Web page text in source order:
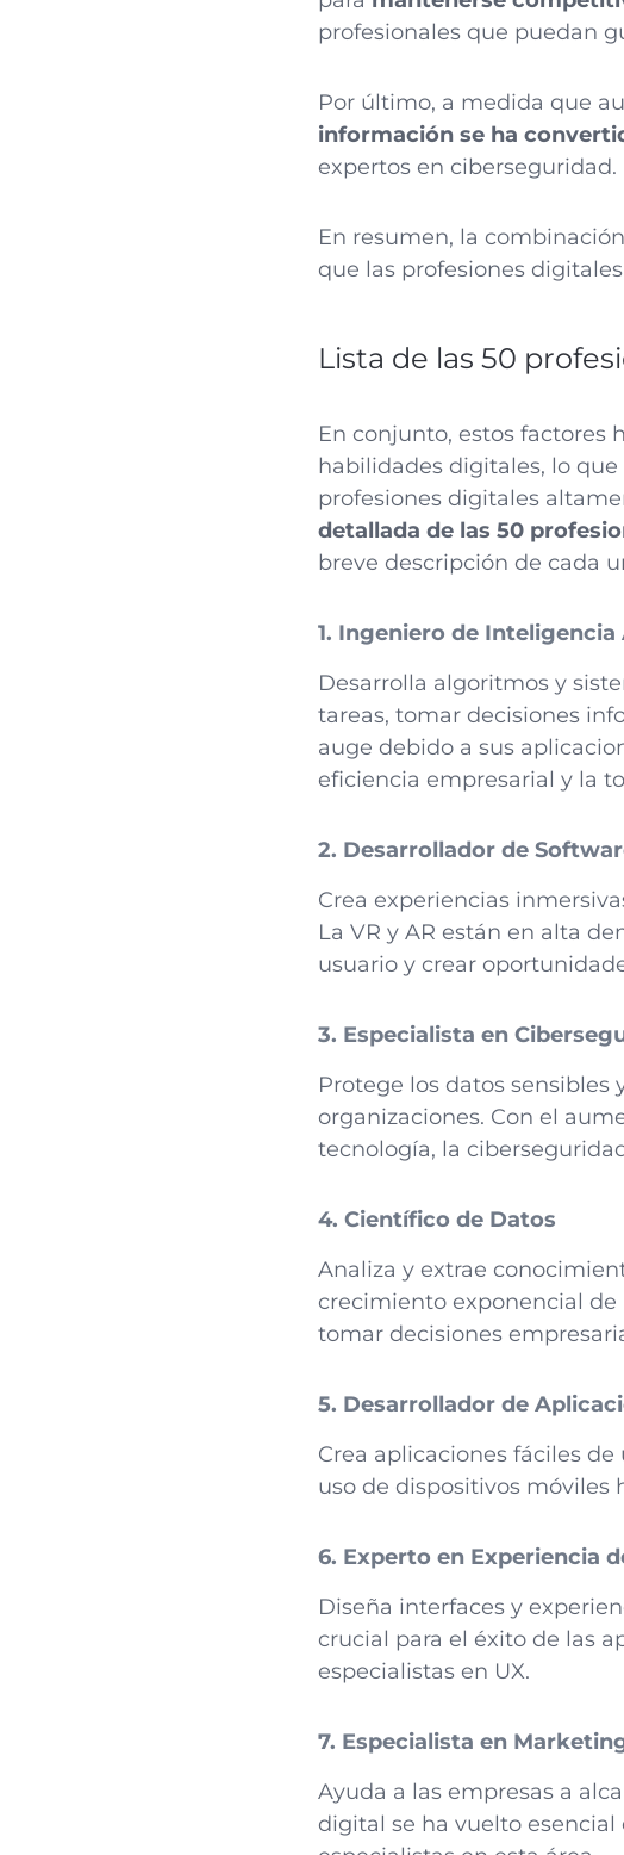
profesionales que puedan
Por último, a medida que
información se ha
expertos en ciberseguridad.
En resumen, la
que las profesiones
Lista de las 50
En conjunto, estos factores
habilidades digitales, lo
profesiones digitales
detallada de las 50
breve descripción de cada
1. Ingeniero de
Desarrolla algoritmos y
tareas, tomar decisiones
auge debido a sus
eficiencia empresarial y la
2. Desarrollador de
Crea experiencias
La VR y AR están en alta
usuario y crear
3. Especialista en
Protege los datos
organizaciones. Con el
tecnología, la
4. Científico de Datos
Analiza y extrae
crecimiento exponencial de
tomar decisiones
5. Desarrollador de
Crea aplicaciones fáciles
uso de dispositivos móviles
6. Experto en Experiencia
Diseña interfaces y
crucial para el éxito de las
especialistas en UX.
7. Especialista en
Ayuda a las empresas a
digital se ha vuelto